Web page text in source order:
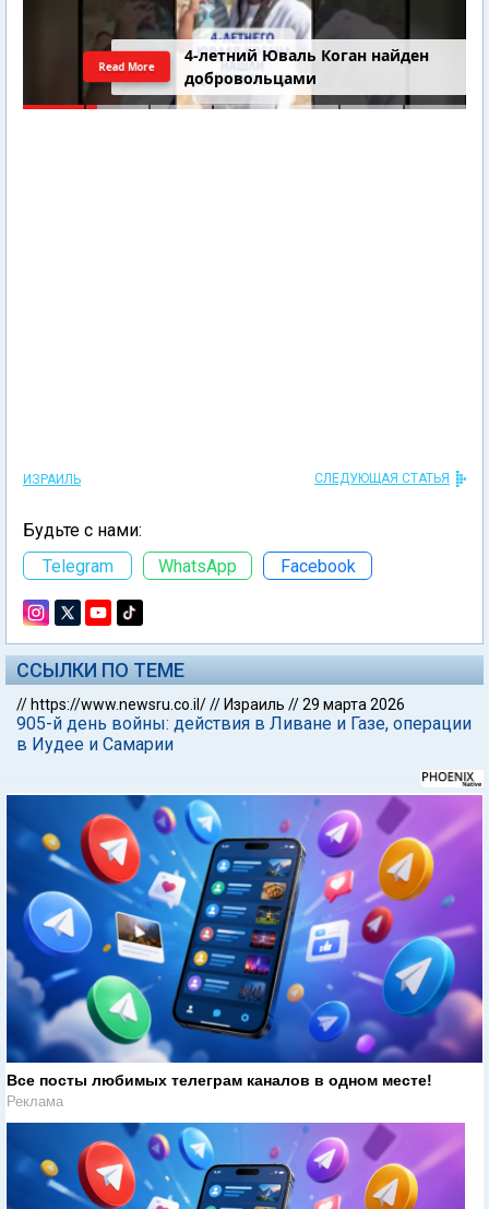
4-летний Юваль Коган найден
добровольцами
Read More
ИЗРАИЛЬ СЛЕДУЮЩАЯ СТАТЬЯ
Будьте с нами:
Telegram
WhatsApp Facebook
ССЫЛКИ ПО ТЕМЕ
// https://www.newsru.co.il/// Израиль //29 марта 2026
905-й день войны: действия в Ливане и Газе, операции
в Иудее и Самарии
Все посты любимых телеграм каналов в одном месте!
Реклама